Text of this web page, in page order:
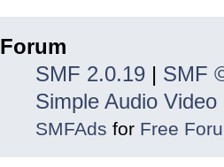
Forum
SMF 2.0.19| SMF
Simple Audio
SMFAds for Free